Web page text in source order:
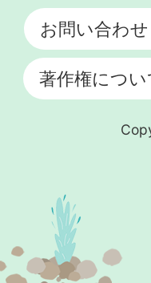
お問い合わせ
著作権につい